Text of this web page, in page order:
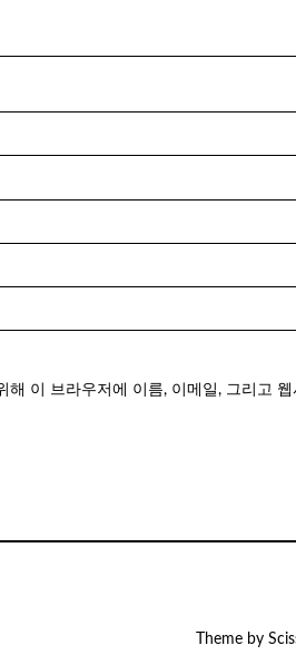
해 이 브라우저에 이름, 이메일, 그리고
Theme by